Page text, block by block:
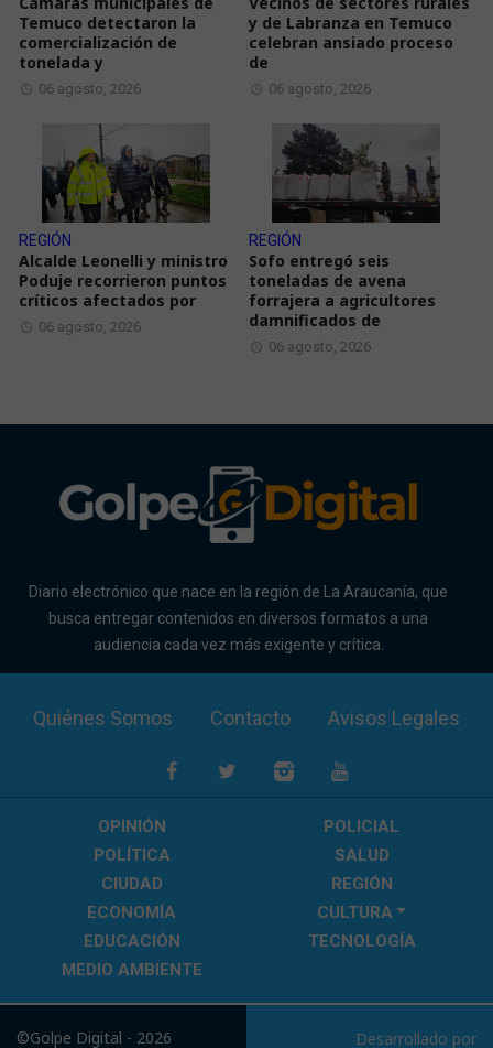
Temuco detectaron la
comercialización de
tonelada y
06 agosto, 2026
y de Labranza en Temuco
celebran ansiado proceso
de
06 agosto, 2026
REGIÓN
Alcalde Leonelli y ministro
Poduje recorrieron puntos
críticos afectados por
06 agosto, 2026
REGIÓN
Sofo entregó seis
toneladas de avena
forrajera a agricultores
damnificados de
06 agosto, 2026
Diario electrónico que nace en la región de La Araucanía, que
busca entregar contenidos en diversos formatos a una
audiencia cada vez más exigente y crítica.
Quiénes Somos Contacto Avisos Legales
OPINIÓN
POLICIAL
POLÍTICA
SALUD
CIUDAD
REGIÓN
ECONOMÍA
CULTURA
EDUCACIÓN
TECNOLOGÍA
MEDIO AMBIENTE
©Golpe Digital - 2026
Desarrollado por